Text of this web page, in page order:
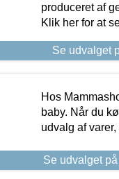
produceret af
Klik her for at
Se udvalget
Hos
baby. Når du
udvalg af
Se udvalget